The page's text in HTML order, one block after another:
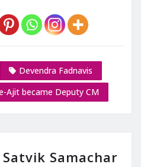
Devendra Fadnavis
Ajit became Deputy CM
Satvik Samachar